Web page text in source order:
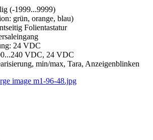
(-1999...9999)
grün, orange, blau)
Folientastatur
24 VDC
VDC, 24 VDC
min/max, Tara, Anzeigenblinken